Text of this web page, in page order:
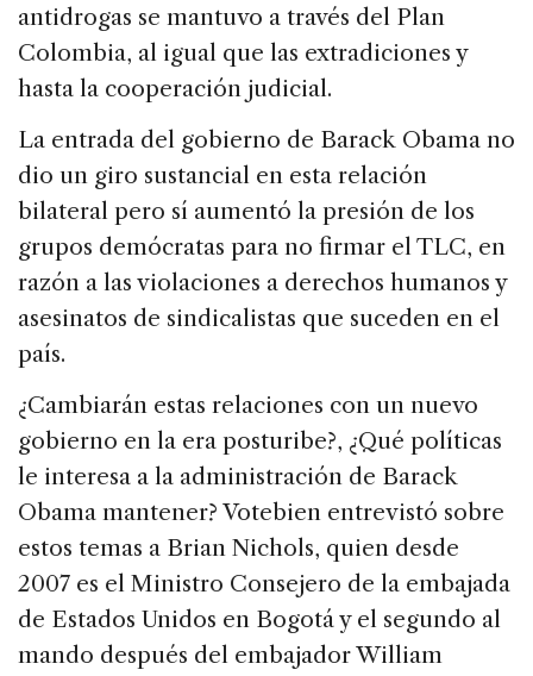
antidrogas se mantuvo a través del Plan
Colombia, al igual que las extradiciones y
hasta la cooperación judicial.
La entrada del gobierno de Barack Obama no
dio un giro sustancial en esta relación
bilateral pero sí aumentó la presión de los
grupos demócratas para no firmar el TLC, en
razón a las violaciones a derechos humanos y
asesinatos de sindicalistas que suceden en el
país.
¿Cambiarán estas relaciones con un nuevo
gobierno en la era posturibe?, ¿Qué políticas
le interesa a la administración de Barack
Obama mantener? Votebien entrevistó sobre
estos temas a Brian Nichols, quien desde
2007 es el Ministro Consejero de la embajada
de Estados Unidos en Bogotá y el segundo al
mando después del embajador William